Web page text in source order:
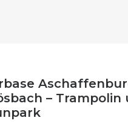
– Trampolin